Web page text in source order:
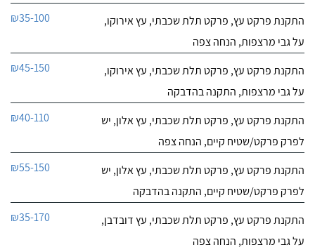
התקנת פרקט עץ, פרקט תלת שכבתי, עץ אירוקו,
על גבי מרצפות, הנחה צפה
₪35-100
התקנת פרקט עץ, פרקט תלת שכבתי, עץ אירוקו,
על גבי מרצפות, התקנה בהדבקה
₪45-150
התקנת פרקט עץ, פרקט תלת שכבתי, עץ אלון, יש
לפרק פרקט/שטיח קיים, הנחה צפה
₪40-110
התקנת פרקט עץ, פרקט תלת שכבתי, עץ אלון, יש
לפרק פרקט/שטיח קיים, התקנה בהדבקה
₪55-150
התקנת פרקט עץ, פרקט תלת שכבתי, עץ דובדבן,
על גבי מרצפות, הנחה צפה
₪35-170